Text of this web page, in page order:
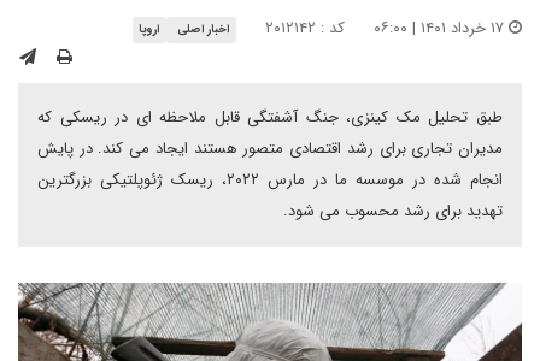
کد : ۲۰۱۲۱۴۲ اخبار اصلی اروپا
طبق تحلیل مک کینزی، جنگ آشفتگی قابل ملاحظه ای در ریسکی که
مدیران تجاری برای رشد اقتصادی متصور هستند ایجاد می کند. در پایش
انجام شده در موسسه ما در مارس ۲۰۲۲، ریسک ژئوپلتیکی بزرگترین
تهدید برای رشد محسوب می شود.